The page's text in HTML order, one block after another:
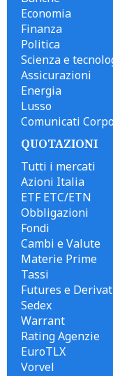
Economia
Finanza
Politica
Scienza e
Assicurazioni
Energia
Lusso
Comunicati
QUOTAZIONI
Tutti i mercati
Azioni Italia
ETF ETC/ETN
Obbligazioni
Fondi
Cambi e Valute
Materie Prime
Tassi
Futures e
Sedex
Warrant
Rating Agenzie
EuroTLX
Vorvel